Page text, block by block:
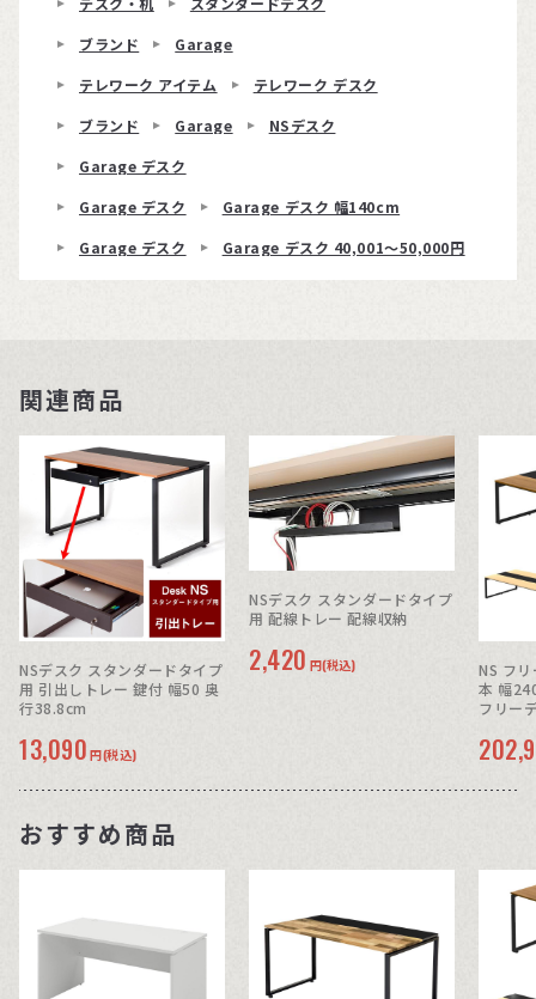
ブランド
Garage
テレワーク アイテム
テレワーク デスク
ブランド
Garage
NSデスク
Garage デスク
Garage デスク
Garage デスク 幅140cm
Garage デスク
Garage デスク 40,001〜50,000円
関連商品
NSデスク スタンダードタイプ
用 引出しトレー 鍵付 幅50 奥
行38.8cm
13,090 円(税込)
NSデスク スタンダードタイプ
用 配線トレー 配線収納
2,420 円(税込)
NS フ
本 幅
フリー
おすすめ商品